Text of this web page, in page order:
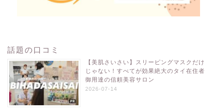
話題の口コミ
【美肌さいさい】スリーピングマスクだけ
じゃない！すべてが効果絶大のタイ在住者
御用達の信頼美容サロン
2026-07-14